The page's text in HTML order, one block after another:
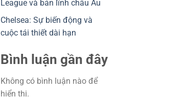
League và bản lĩnh châu Âu
Chelsea: Sự biến động và
cuộc tái thiết dài hạn
Bình luận gần đây
Không có bình luận nào để
hiển thị.